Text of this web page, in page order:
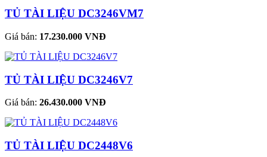
TỦ TÀI LIỆU DC3246VM7
Giá bán: 17.230.000 VNĐ
TỦ TÀI LIỆU DC3246V7
Giá bán: 26.430.000 VNĐ
TỦ TÀI LIỆU DC2448V6